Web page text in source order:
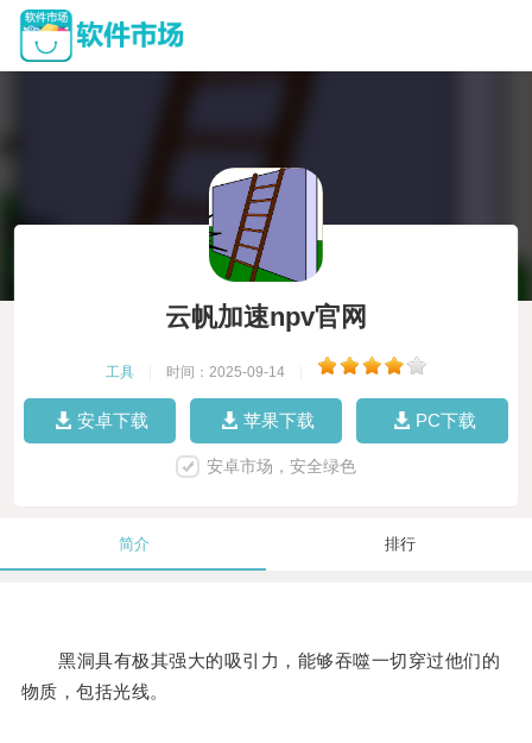
云帆加速npv官网
工具 时间：2025-09-14
安卓下载 苹果下载 PC下载
安卓市场，安全绿色
简介 排行
黑洞具有极其强大的吸引力，能够吞噬一切穿过他们的
物质，包括光线。